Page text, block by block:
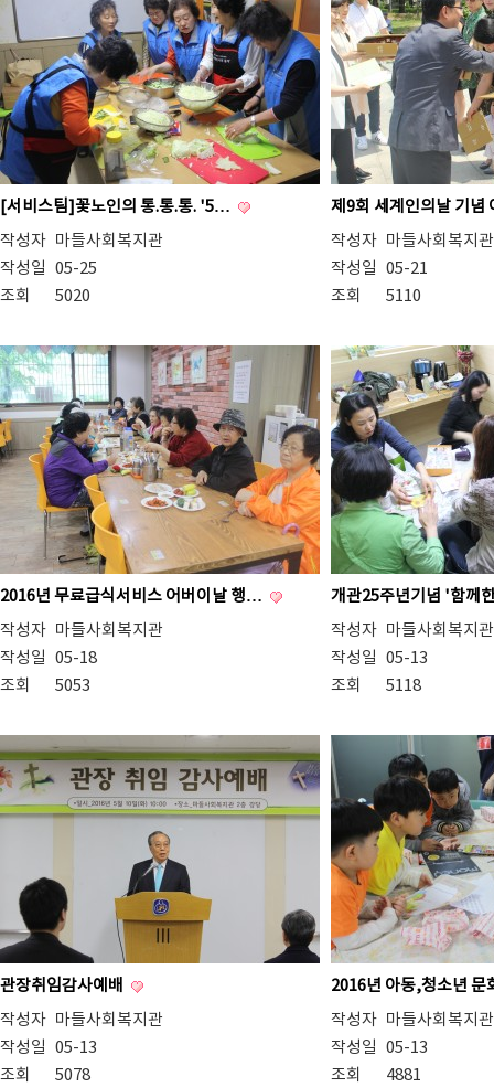
[서비스팀]꽃노인의 통.통.통. '5…
작성자 마들사회복지관
작성일 05-25
조회
5020
제9회 세계인의날 기
작성자 마들사회복지관
작성일 05-21
조회
5110
2016년 무료급식서비스 어버이날 행…
작성자 마들사회복지관
작성일 05-18
조회
5053
개관25주년기념 '함께
작성자 마들사회복지관
작성일 05-13
조회
5118
관장취임감사예배
작성자 마들사회복지관
작성일 05-13
조회
5078
2016년 아동,청소년
작성자 마들사회복지관
작성일 05-13
조회
4881